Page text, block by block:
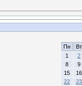
Пн
Вт
1
2
8
9
15
16
22
23